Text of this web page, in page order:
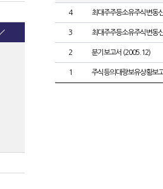
4 최대주주등소유주식변동
3 최대주주등소유주식변동
2 분기보고서 (2005.12)
1 주식등의대량보유상황보